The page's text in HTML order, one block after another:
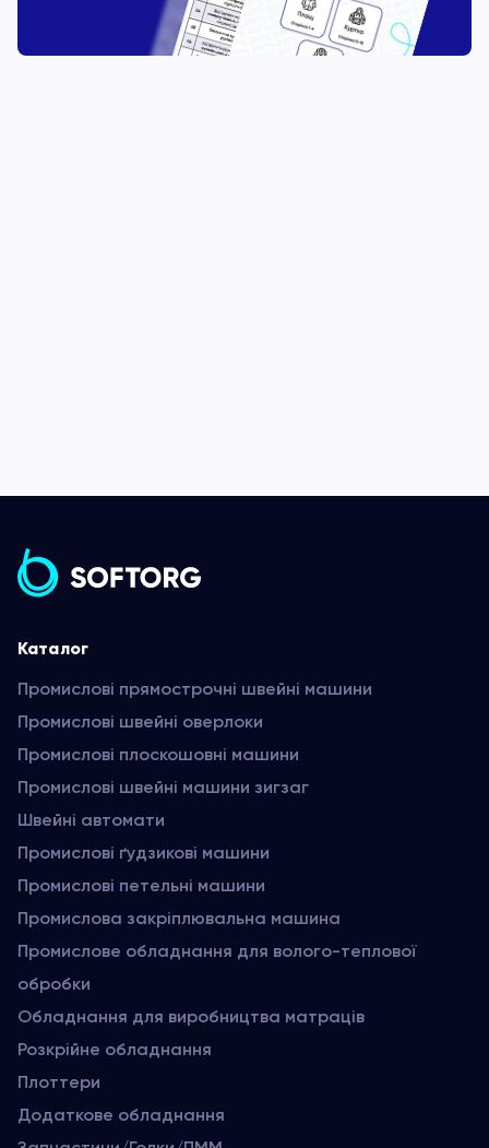
Каталог
Промислові прямострочні швейні машини
Промислові швейні оверлоки
Промислові плоскошовні машини
Промислові швейні машини зигзаг
Швейні автомати
Промислові ґудзикові машини
Промислові петельні машини
Промислова закріплювальна машина
Промислове обладнання для волого-теплової
обробки
Обладнання для виробництва матраців
Розкрійне обладнання
Плоттери
Додаткове обладнання